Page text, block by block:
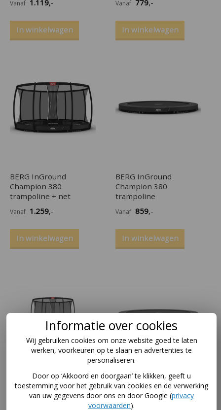
Vanaf 1.119,-
In winkelwagen
Vanaf 779,-
In winkelwagen
BERG InGround
Champion 380
trampoline + net
Vanaf 1.259,-
In winkelwagen
BERG InGround
Champion 380
trampoline
Vanaf 859,-
In winkelwagen
BERG InGround
Champion 430
BERG InGround
Champion 430
trampoline
Informatie over cookies
Wij gebruiken cookies om onze website goed te laten
werken, voorkeuren op te slaan en advertenties te
personaliseren.
Door op ‘Akkoord en doorgaan’ te klikken, geeft u
toestemming voor het gebruik van cookies en de verwerking
van uw gegevens door ons en door Google (privacy
voorwaarden).